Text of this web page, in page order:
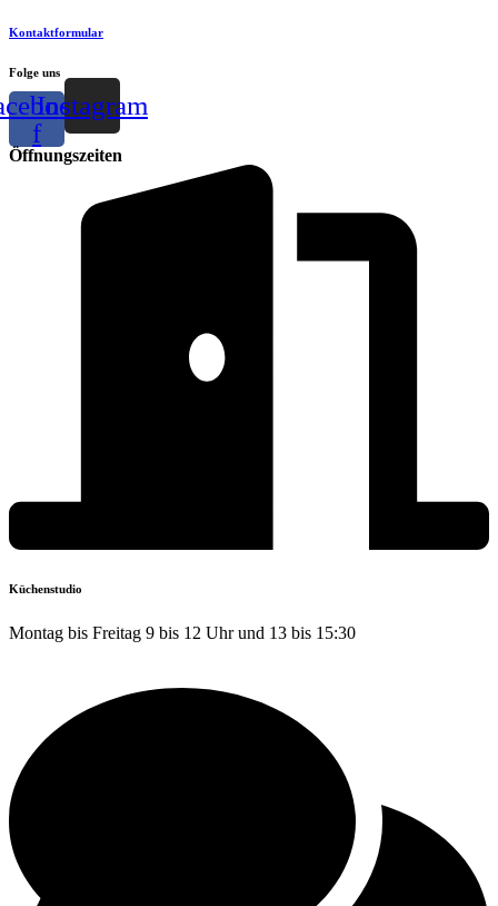
Kontaktformular
Folge uns
f
Instagram
Öffnungszeiten
Küchenstudio
Montag bis Freitag 9 bis 12 Uhr und 13 bis 15:30